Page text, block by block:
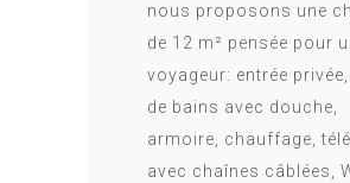
nous proposons une
de 12 m² pensée pour
voyageur: entrée
de bains avec douche,
armoire, chauffage,
avec chaînes câblées,